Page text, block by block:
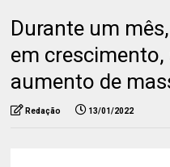
Durante um
em
aumento de
Redação 13/01/2022